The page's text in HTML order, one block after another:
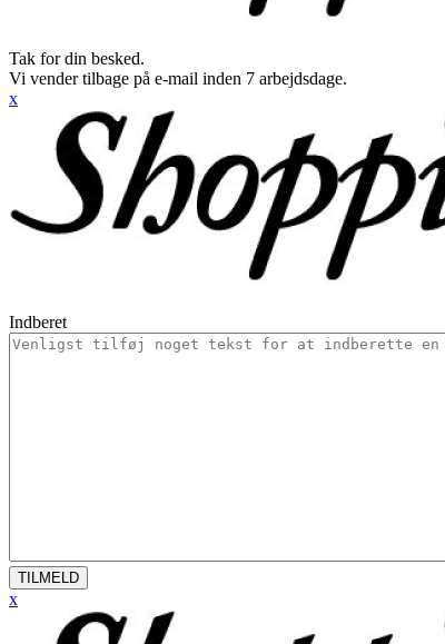
Tak for din besked.
Vi vender tilbage på e-mail inden 7 arbejdsdage.
x
Indberet
TILMELD
x